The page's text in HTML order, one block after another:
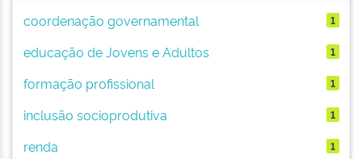
coordenação governamental
1
educação de Jovens e Adultos 1
formação profissional 1
inclusão socioprodutiva 1
renda 1